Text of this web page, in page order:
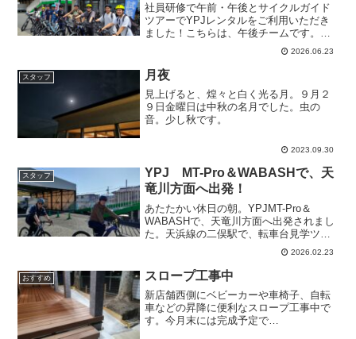
社員研修で午前・午後とサイクルガイド
ツアーでYPJレンタルをご利用いただき
ました！こちらは、午後チームです。気
温も上がって来たので、小國神社コース
で、帰りに太田茶店で休憩されゆっくり
帰ってこられました。おつかれさまでし
た！
2026.06.23
スタッフ 月夜
見上げると、煌々と白く光る月。９月２
９日金曜日は中秋の名月でした。虫の
音。少し秋です。
2023.09.30
スタッフ
YPJ MT-Pro＆WABASHで、天
竜川方面へ出発！
あたたかい休日の朝。YPJMT-Pro＆
WABASHで、天竜川方面へ出発されまし
た。天浜線の二俣駅で、転車台見学ツア
ーにも参加されたそうです。レンタサイ
クルご利用ありがとうございました。ま
た、お気軽にご利用ください！
2026.02.23
おすすめ スロープ工事中
新店舗西側にベビーカーや車椅子、自転
車などの昇降に便利なスロープ工事中で
す。今月末には完成予定で